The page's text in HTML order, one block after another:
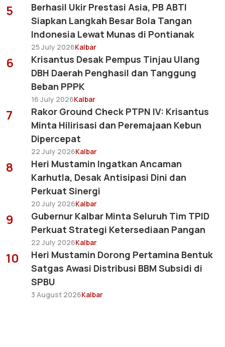
5
Berhasil Ukir Prestasi Asia, PB ABTI
Siapkan Langkah Besar Bola Tangan
Indonesia Lewat Munas di Pontianak
25 July 2026Kalbar
6
Krisantus Desak Pempus Tinjau Ulang
DBH Daerah Penghasil dan Tanggung
Beban PPPK
16 July 2026Kalbar
7
Rakor Ground Check PTPN IV: Krisantus
Minta Hilirisasi dan Peremajaan Kebun
Dipercepat
22 July 2026Kalbar
8
Heri Mustamin Ingatkan Ancaman
Karhutla, Desak Antisipasi Dini dan
Perkuat Sinergi
20 July 2026Kalbar
9
Gubernur Kalbar Minta Seluruh Tim TPID
Perkuat Strategi Ketersediaan Pangan
22 July 2026Kalbar
10
Heri Mustamin Dorong Pertamina Bentuk
Satgas Awasi Distribusi BBM Subsidi di
SPBU
3 August 2026Kalbar